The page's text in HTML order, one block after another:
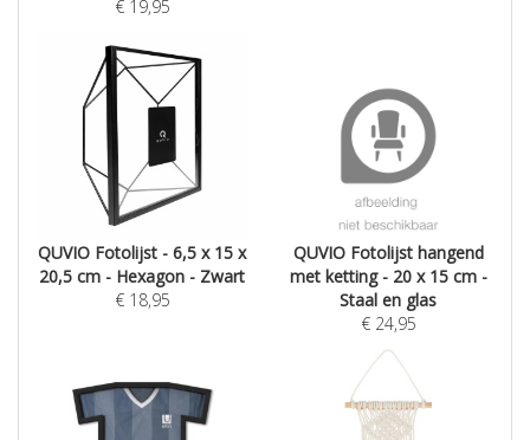
€ 19,95
QUVIO Fotolijst - 6,5 x 15 x
20,5 cm - Hexagon - Zwart
€ 18,95
QUVIO Fotolijst hangend
met ketting - 20 x 15 cm -
Staal en glas
€ 24,95